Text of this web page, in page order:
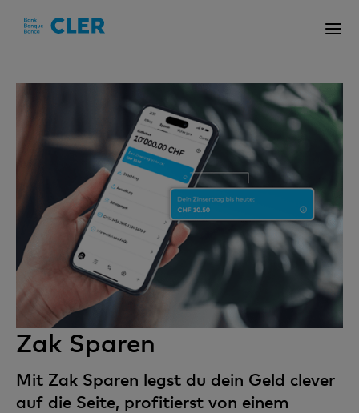
Zak Sparen
Mit Zak Sparen legst du dein Geld clever
auf die Seite, profitierst von einem